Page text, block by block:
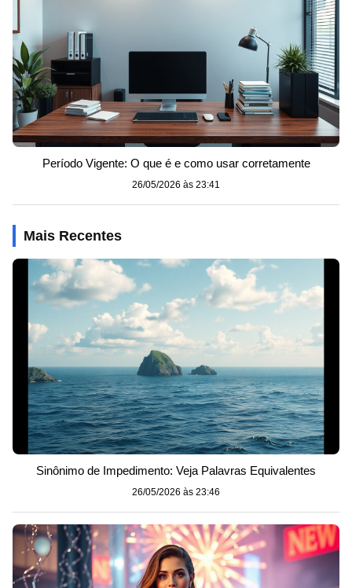
Período Vigente: O que é e como usar corretamente
26/05/2026 às 23:41
Mais Recentes
Sinônimo de Impedimento: Veja Palavras Equivalentes
26/05/2026 às 23:46